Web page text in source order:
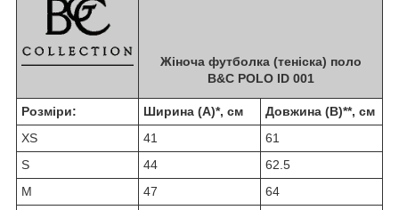
Жіноча футболка (теніска) поло
B&C POLO ID 001
Розміри: Ширина (A)*, см
Довжина (B)**, см
XS
41
61
S
44
62.5
M
47
64